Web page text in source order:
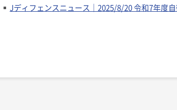
Jディフェンスニュース｜2025/8/20 令和7年度